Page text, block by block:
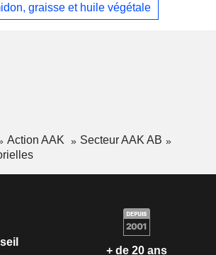
graisse et huile végétale
Action AAK
Secteur AAK AB
+ de 20 ans